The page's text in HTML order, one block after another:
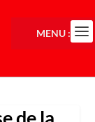
MENU :